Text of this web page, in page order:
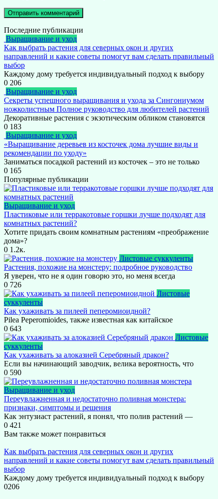
Последние публикации
Выращивание и уход
Как выбрать растения для северных окон и других
направлений и какие советы помогут вам сделать правильный
выбор
Каждому дому требуется индивидуальный подход к выбору
0 206
Выращивание и уход
Секреты успешного выращивания и ухода за Сингониумом
ножколистным Полное руководство для любителей растений
Декоративные растения с экзотическим обликом становятся
0 183
Выращивание и уход
«Выращивание деревьев из косточек дома лучшие виды и
рекомендации по уходу»
Заниматься посадкой растений из косточек – это не только
0 165
Популярные публикации
Выращивание и уход
Пластиковые или терракотовые горшки лучше подходят для
комнатных растений?
Хотите придать своим комнатным растениям «преображение
дома»?
0 1.2к.
Листовые суккуленты
Растения, похожие на монстеру: подробное руководство
Я уверен, что не я один говорю это, но меня всегда
0 726
Листовые
суккуленты
Как ухаживать за пилеей пеперомиоидной?
Pilea Peperomioides, также известная как китайское
0 643
Листовые
суккуленты
Как ухаживать за алоказией Серебряный дракон?
Если вы начинающий заводчик, велика вероятность, что
0 590
Выращивание и уход
Переувлажненная и недостаточно поливная монстера:
признаки, симптомы и решения
Как энтузиаст растений, я понял, что полив растений —
0 421
Вам также может понравиться
Как выбрать растения для северных окон и других
направлений и какие советы помогут вам сделать правильный
выбор
Каждому дому требуется индивидуальный подход к выбору
0206